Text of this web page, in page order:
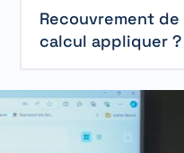
Recouvrement
calcul appliquer ?